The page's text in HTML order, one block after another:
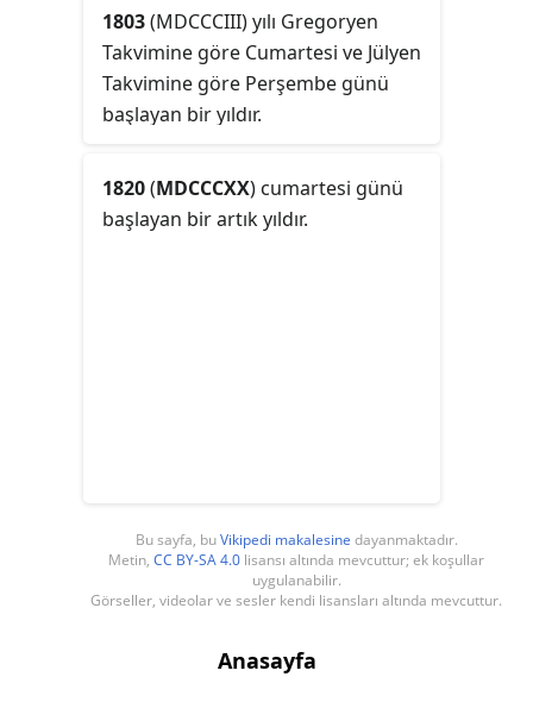
1803(MDCCCIII) yılı Gregoryen
Takvimine göre Cumartesi ve Jülyen
Takvimine göre Perşembe günü
başlayan bir yıldır.
1820(MDCCCXX) cumartesi günü
başlayan bir artık yıldır.
Bu sayfa, buVikipedi makalesine dayanmaktadır.
Metin, CC BY-SA 4.0 lisansı altında mevcuttur; ek koşullar
uygulanabilir.
Görseller, videolar ve sesler kendi lisansları altında mevcuttur.
Anasayfa